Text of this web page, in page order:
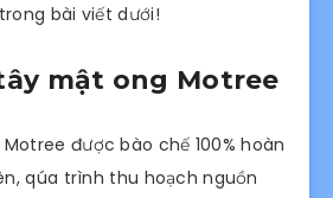
bài viết dưới!
mật ong Motree
được bào chế 100% hoàn
qúa trình thu hoạch nguồn